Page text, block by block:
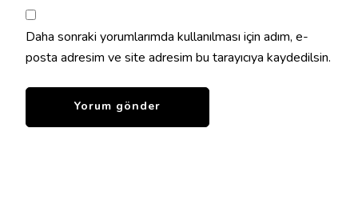
Daha sonraki yorumlarımda kullanılması için adım, e-
posta adresim ve site adresim bu tarayıcıya kaydedilsin.